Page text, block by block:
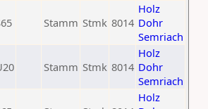
Stamm Stmk 8014
Holz
Dohr
Semriach
Stamm Stmk 8014
Holz
Dohr
Semriach
Holz